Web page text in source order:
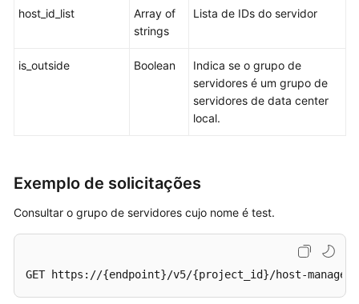
práticas
momento,
no
idioma
selecionado.
host_id_list
Array of
strings
Lista de IDs do servidor
is_outside Boolean
Indica se o grupo de
servidores é um grupo de
servidores de data center
local.
Exemplo de solicitações
Consultar o grupo de servidores cujo nome é test.
GET https://{endpoint}/v5/{project_id}/host-